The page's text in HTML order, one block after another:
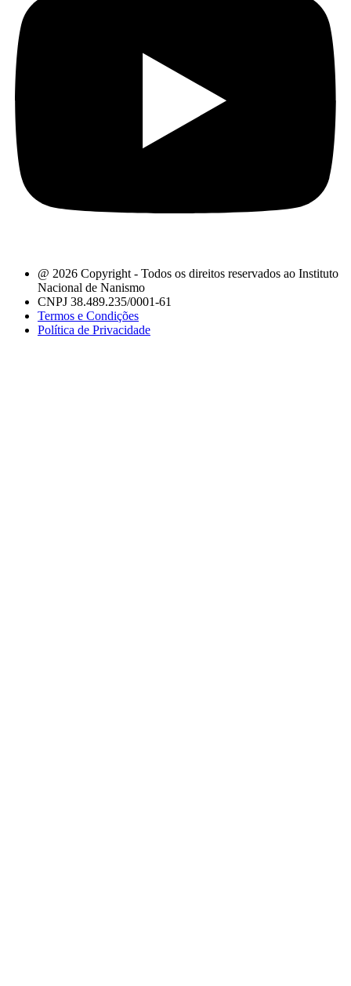
@ 2026 Copyright - Todos os direitos reservados ao Instituto
Nacional de Nanismo
CNPJ 38.489.235/0001-61
Termos e Condições
Política de Privacidade